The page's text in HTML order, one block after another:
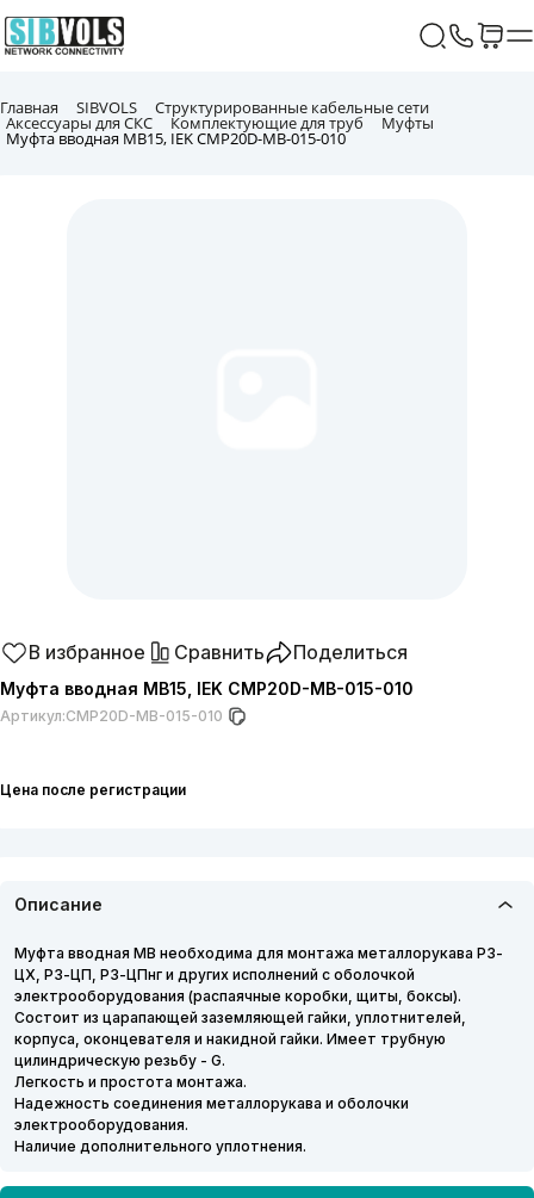
Главная SIBVOLS Структурированные кабельные сети
Аксессуары для СКС Комплектующие для труб Муфты
Муфта вводная MB15, IEK CMP20D-MB-015-010
В избранное Сравнить Поделиться
Муфта вводная MB15, IEK CMP20D-MB-015-010
Артикул:CMP20D-MB-015-010
Цена после регистрации
Описание
Муфта вводная MB необходима для монтажа металлорукава РЗ-
ЦХ, РЗ-ЦП, РЗ-ЦПнг и других исполнений с оболочкой
электрооборудования (распаячные коробки, щиты, боксы).
Состоит из царапающей заземляющей гайки, уплотнителей,
корпуса, оконцевателя и накидной гайки. Имеет трубную
цилиндрическую резьбу - G.
Легкость и простота монтажа.
Надежность соединения металлорукава и оболочки
электрооборудования.
Наличие дополнительного уплотнения.